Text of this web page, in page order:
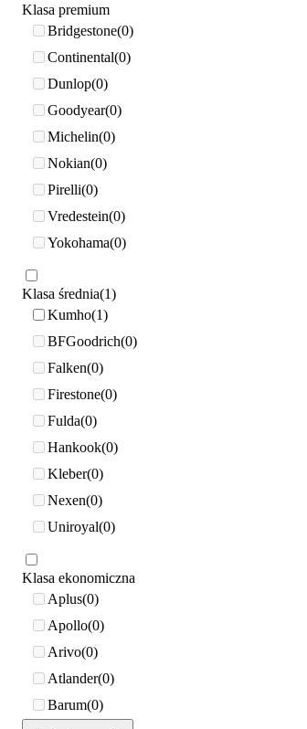
Klasa premium
Bridgestone 0
Continental 0
Dunlop 0
Goodyear 0
Michelin 0
Nokian 0
Pirelli 0
Vredestein 0
Yokohama 0
Klasa średnia 1
Kumho 1
BFGoodrich 0
Falken 0
Firestone 0
Fulda 0
Hankook 0
Kleber 0
Nexen 0
Uniroyal 0
Klasa ekonomiczna
Aplus 0
Apollo 0
Arivo 0
Atlander 0
Barum 0